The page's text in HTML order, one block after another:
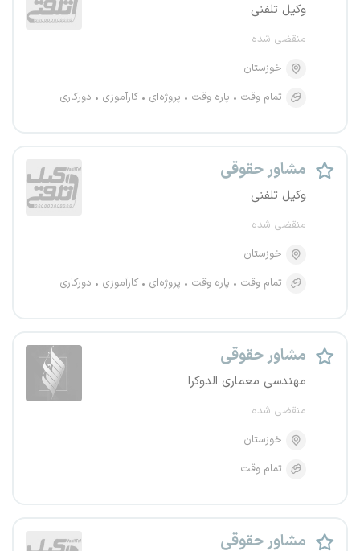
وکیل تلفنی
منقضی شده
خوزستان
تمام وقت
پاره وقت پروژه‌ای کارآموزی دورکاری
مشاور حقوقی
وکیل تلفنی
منقضی شده
خوزستان
تمام وقت
پاره وقت پروژه‌ای کارآموزی دورکاری
مشاور حقوقی
مهندسی معماری الدوکرا
منقضی شده
خوزستان
تمام وقت
مشاور حقوقی